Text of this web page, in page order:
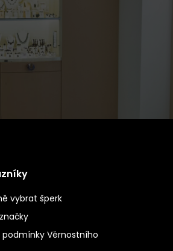
vybrat šperk
Věrnostního